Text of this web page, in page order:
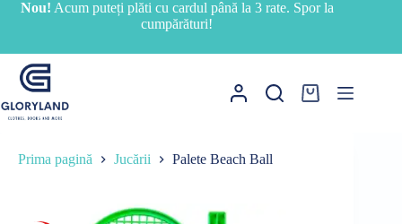
SariNou! Acum puteți plăti cu cardul până la 3 rate. Spor la
cumpărături!
Coș
Prima pagină
Jucării Palete Beach Ball